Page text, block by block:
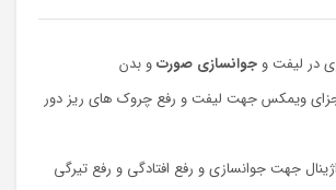
جوانسازی صورتو بدن
ویمکس جهت لیفت و رفع چروک های ریز دور
جهت جوانسازی و رفع افتادگی و رفع تیرگی